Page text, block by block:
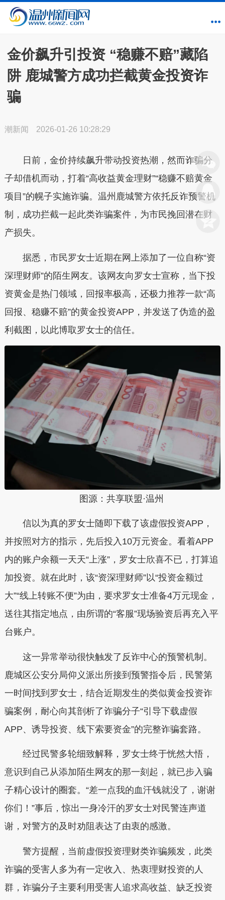
金价飙升引投资 “稳赚不赔”藏陷
阱 鹿城警方成功拦截黄金投资诈
骗
潮新闻 2026-01-26 10:28:29
日前，金价持续飙升带动投资热潮，然而诈骗分
子却借机而动，打着“高收益黄金理财”“稳赚不赔黄金
项目”的幌子实施诈骗。温州鹿城警方依托反诈预警机
制，成功拦截一起此类诈骗案件，为市民挽回潜在财
产损失。
据悉，市民罗女士近期在网上添加了一位自称“资
深理财师”的陌生网友。该网友向罗女士宣称，当下投
资黄金是热门领域，回报率极高，还极力推荐一款“高
回报、稳赚不赔”的黄金投资APP，并发送了伪造的盈
利截图，以此博取罗女士的信任。
图源：共享联盟·温州
信以为真的罗女士随即下载了该虚假投资APP，
并按照对方的指示，先后投入10万元资金。看着APP
内的账户余额一天天“上涨”，罗女士欣喜不已，打算追
加投资。就在此时，该“资深理财师”以“投资金额过
大”“线上转账不便”为由，要求罗女士准备4万元现金，
送往其指定地点，由所谓的“客服”现场验资后再充入平
台账户。
这一异常举动很快触发了反诈中心的预警机制。
鹿城区公安分局仰义派出所接到预警指令后，民警第
一时间找到罗女士，结合近期发生的类似黄金投资诈
骗案例，耐心向其剖析了诈骗分子“引导下载虚假
APP、诱导投资、线下索要资金”的完整诈骗套路。
经过民警多轮细致解释，罗女士终于恍然大悟，
意识到自己从添加陌生网友的那一刻起，就已步入骗
子精心设计的圈套。“差一点我的血汗钱就没了，谢谢
你们！”事后，惊出一身冷汗的罗女士对民警连声道
谢，对警方的及时劝阻表达了由衷的感激。
警方提醒，当前虚假投资理财类诈骗频发，此类
诈骗的受害人多为有一定收入、热衷理财投资的人
群，诈骗分子主要利用受害人追求高收益、缺乏投资